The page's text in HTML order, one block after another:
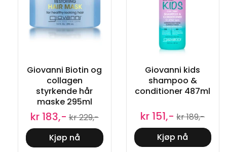
Giovanni Biotin og
collagen
styrkende hår
maske 295ml
kr 183,- kr 229,-
Kjøp nå
Giovanni kids
shampoo &
conditioner 487ml
kr 151,- kr 189,-
Kjøp nå